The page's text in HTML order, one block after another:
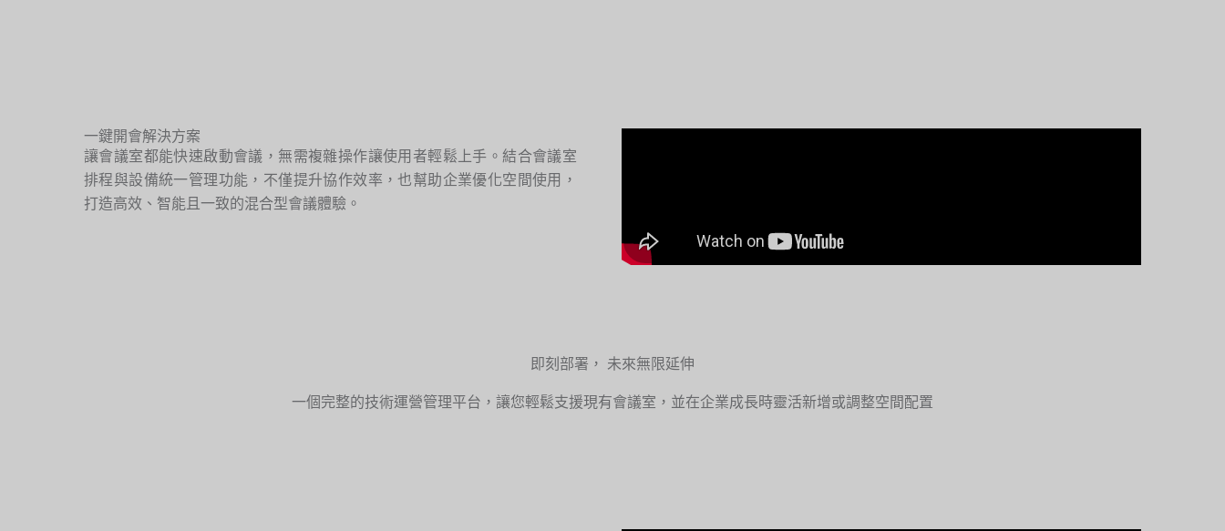
一鍵開會解決方案
讓會議室都能快速啟動會議，無需複雜操作讓使用者輕鬆上手。結合會議室
排程與設備統一管理功能，不僅提升協作效率，也幫助企業優化空間使用，
打造高效、智能且一致的混合型會議體驗。
即刻部署， 未來無限延伸
一個完整的技術運營管理平台，讓您輕鬆支援現有會議室，並在企業成長時靈活新增或調整空間配置